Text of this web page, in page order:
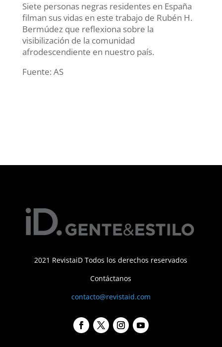
Siete personas negras residentes en España
filman sus vidas en este trabajo de Rubén H.
Bermúdez que reflexiona sobre la
visibilización de la comunidad
afrodescendiente en nuestro país.
Fuente: AS
2021 RevistaiD Todos los derechos reservados
Contáctanos
contacto@revistaid.com